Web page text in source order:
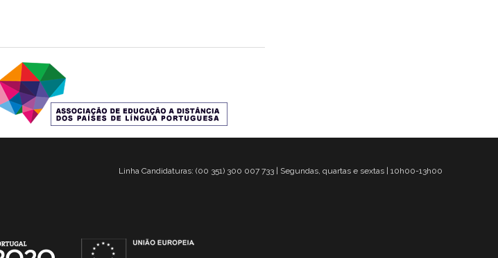
Linha Candidaturas: (00 351) 300 007 733 | Segundas, quartas e sextas | 10h00-13h00